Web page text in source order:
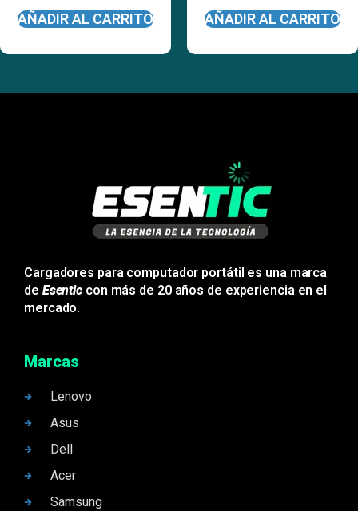
AÑADIR AL CARRITO AÑADIR AL CARRITO
Cargadores para computador portátil es una marca
de Esentic con más de 20 años de experiencia en el
mercado.
Marcas
Lenovo
Asus
Dell
Acer
Samsung